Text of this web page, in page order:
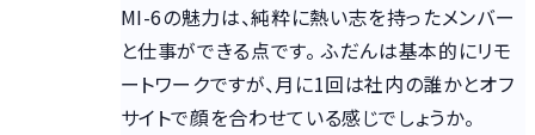
MI-6の魅力は、純粋に熱い志を持ったメンバー
と仕事ができる点です。 ふだんは基本的にリモ
ートワークですが、月に1回は社内の誰かとオフ
サイトで顔を合わせている感じでしょうか。